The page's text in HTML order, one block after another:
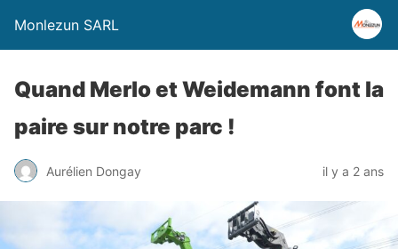
Monlezun SARL
Quand Merlo et Weidemann font la
paire sur notre parc !
Aurélien Dongay il y a 2 ans